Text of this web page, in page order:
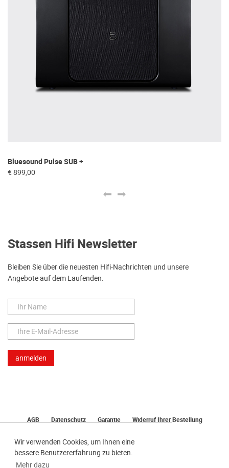
Wir verwenden Cookies, um Ihnen eine
bessere Benutzererfahrung zu bieten.
Mehr dazu
Bluesound Pulse SUB +
€ 899,00
Stassen Hifi Newsletter
Bleiben Sie über die neuesten Hifi-Nachrichten und unsere
Angebote auf dem Laufenden.
AGB Datenschutz Garantie
Widerruf Ihrer Bestellung